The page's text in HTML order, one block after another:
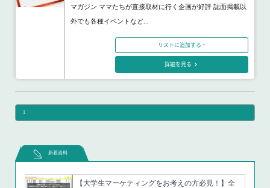
マガジン ママたちが直接取材に行く企画が好評 誌面掲載以
外でも各種イベントなど...
リストに追加する +
詳細を見る
1
新着資料
【大学生マーケティングをお考えの方必見！】全